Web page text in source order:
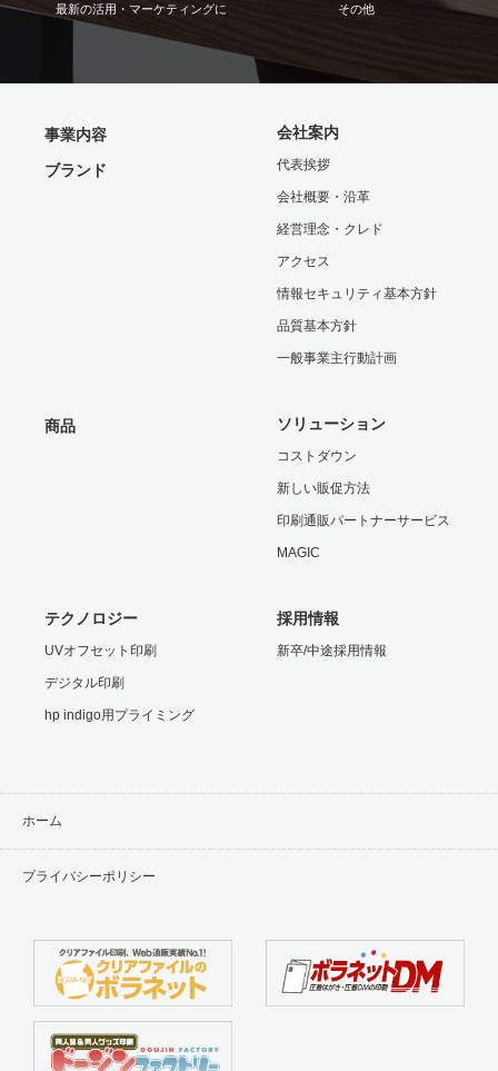
最新の活用・マーケティングに その他
事業内容
ブランド
会社案内
代表挨拶
会社概要・沿革
経営理念・クレド
アクセス
情報セキュリティ基本方針
品質基本方針
一般事業主行動計画
商品 ソリューション
コストダウン
新しい販促方法
印刷通販パートナーサービス
MAGIC
テクノロジー
UVオフセット印刷
デジタル印刷
hp indigo用プライミング
採用情報
新卒/中途採用情報
ホーム
プライバシーポリシー